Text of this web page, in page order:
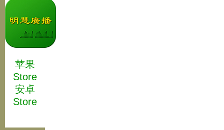
苹果
Store
安卓
Store